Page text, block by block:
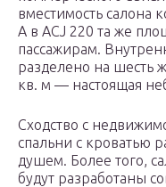
вместимость салона
А в ACJ 220 та же
пассажирам.
разделено на шесть
кв. м — настоящая
Сходство с
спальни с кроватью
душем. Более того,
будут разработаны